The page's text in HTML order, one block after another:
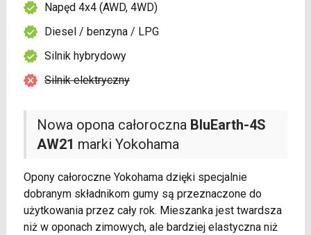
Nowa opona całoroczna BluEarth-4S
AW21 marki Yokohama
Opony całoroczne Yokohama dzięki specjalnie
dobranym składnikom gumy są przeznaczone do
użytkowania przez cały rok. Mieszanka jest twardsza
niż w oponach zimowych, ale bardziej elastyczna niż
Napęd 4x4 (AWD, 4WD)
Diesel / benzyna / LPG
Silnik hybrydowy
Silnik elektryczny